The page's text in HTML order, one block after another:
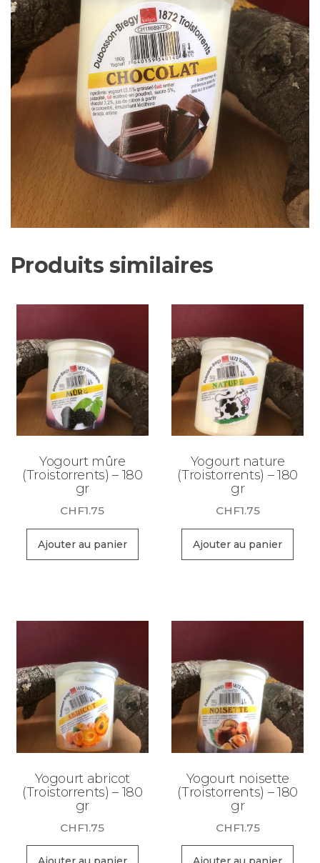
Produits similaires
Yogourt mûre
(Troistorrents) – 180
gr
CHF1.75
Ajouter au panier
Yogourt nature
(Troistorrents) – 180
gr
CHF1.75
Ajouter au panier
Yogourt abricot
(Troistorrents) – 180
gr
CHF1.75
Yogourt noisette
(Troistorrents) – 180
gr
CHF1.75